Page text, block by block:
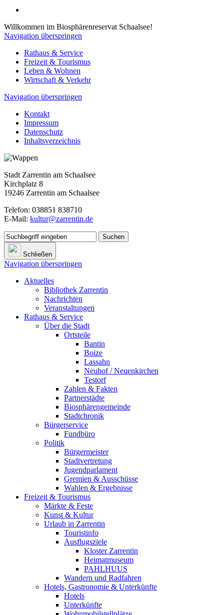
Willkommen im Biosphärenreservat Schaalsee!
Navigation überspringen
Rathaus & Service
Freizeit & Tourismus
Leben & Wohnen
Wirtschaft & Verkehr
Navigation überspringen
Kontakt
Impressum
Datenschutz
Inhaltsverzeichnis
Stadt Zarrentin am Schaalsee
Kirchplatz 8
19246 Zarrentin am Schaalsee
Telefon: 038851 838710
E-Mail: kultur@zarrentin.de
Suchen
Schließen
Navigation überspringen
Aktuelles
Bibliothek Zarrentin
Nachrichten
Veranstaltungen
Rathaus & Service
Über die Stadt
Ortsteile
Bantin
Boize
Lassahn
Neuhof / Neuenkirchen
Testorf
Zahlen & Fakten
Partnerstädte
Biosphärengemeinde
Stadtchronik
Bürgerservice
Fundbüro
Politik
Bürgermeister
Stadtvertretung
Jugendparlament
Gremien & Ausschüsse
Wahlen & Ergebnisse
Freizeit & Tourismus
Märkte & Feste
Kunst & Kultur
Urlaub in Zarrentin
Touristinfo
Ausflugsziele
Kloster Zarrentin
Heimatmuseum
PAHLHUUS
Wandern und Radfahren
Hotels, Gastronomie & Unterkünfte
Hotels
Unterkünfte